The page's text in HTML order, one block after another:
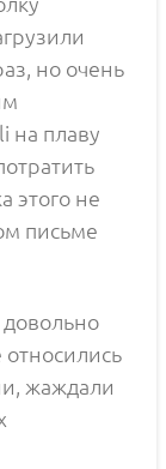
но очень
на плаву
этого не
письме
довольно
жаждали